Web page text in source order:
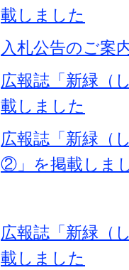
載しました
入札公告のご案
広報誌「新緑（
載しました
広報誌「新緑（
②」を掲載しま
広報誌「新緑（
載しました